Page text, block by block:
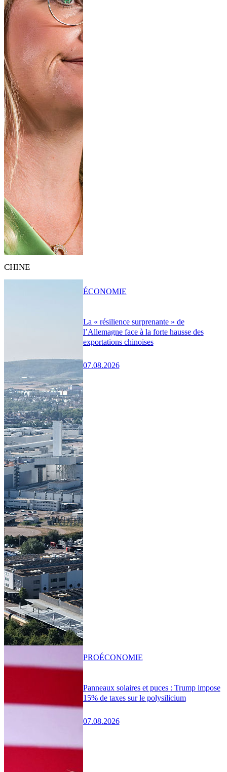
CHINE
La « résilience surprenante » de
l’Allemagne face à la forte hausse des
exportations chinoises
07.08.2026
ÉCONOMIE
Panneaux solaires et puces : Trump impose
15% de taxes sur le polysilicium
07.08.2026
PROÉCONOMIE